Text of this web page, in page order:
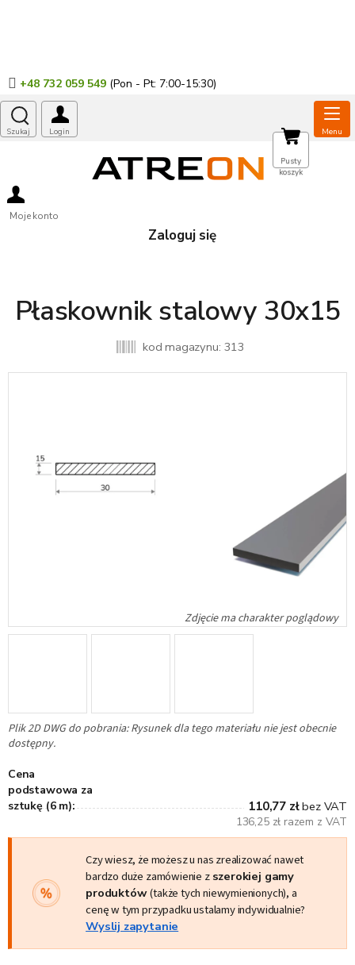
+48 732 059 549
Moje konto
Zaloguj się
KOSZYK
Pusty
koszyk
Płaskownik stalowy 30x15
kod magazynu: 313
Plik 2D DWG do pobrania: Rysunek dla tego materiału nie jest obecnie
dostępny.
Cena
podstawowa za
sztukę (6 m):
110,77 złbez VAT
136,25 zł razem z VAT
Czy wiesz, że możesz u nas zrealizować nawet
bardzo duże zamówienie z szerokiej gamy
produktów(także tych niewymienionych), a
cenę w tym przypadku ustalamy indywidualnie?
Wyslij zapytanie